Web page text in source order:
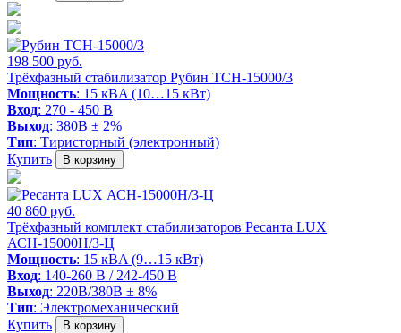
198 500 руб.
Трёхфазный стабилизатор Рубин ТСН-15000/3
Мощность: 15 кВA (10…15 кВт)
Вход: 270 - 450 В
Выход: 380В ± 2%
Тип: Тиристорный (электронный)
Купить
В корзину
40 860 руб.
Трёхфазный комплект стабилизаторов Ресанта LUX
АСН-15000Н/3-Ц
Мощность: 15 кВA (9…15 кВт)
Вход: 140-260 В / 242-450 В
Выход: 220В/380В ± 8%
Тип: Электромеханический
Купить
В корзину